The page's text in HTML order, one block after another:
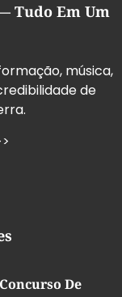
Tudo Em Um
música,
de
De